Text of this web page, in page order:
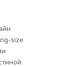
size